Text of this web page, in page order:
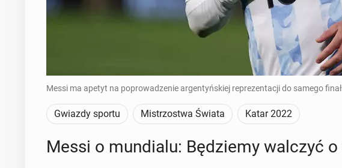
Messi ma apetyt na poprowadzenie argentyńskiej reprezentacji do samego
Gwiazdy sportu Mistrzostwa Świata Katar 2022
Messi o mun­dia­lu: Bę­dzie­my walczyć o